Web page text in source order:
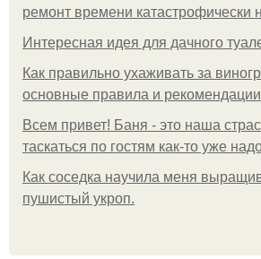
ремонт времени катастрофически
Интересная идея для дачного
Как правильно ухаживать за
основные правила и рекомендации
Всем привет! Баня - это наша
таскаться по гостям как-то уже
Как соседка научила меня
пушистый укроп.